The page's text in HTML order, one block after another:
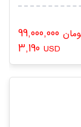
3,190 USD